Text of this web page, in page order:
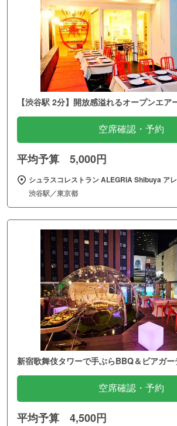
【渋谷駅 2分】開放感溢れるオープンエア
空席確認・予約
平均予算 5,000円
シュラスコレストラン ALEGRIA Shibuya ア
渋谷駅／東京都
新宿歌舞伎タワーで手ぶらBBQ＆ビアガー
空席確認・予約
平均予算 4,500円